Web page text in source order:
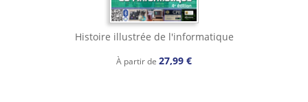
Histoire illustrée de l'informatique
À partir de 27,99 €